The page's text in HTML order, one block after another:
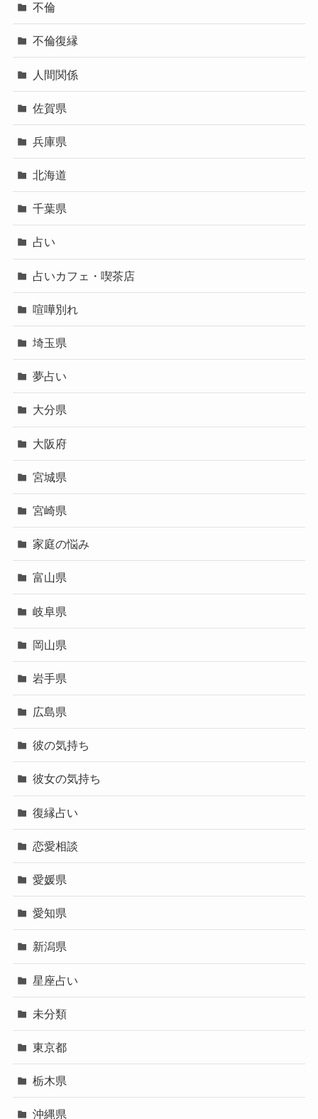
不倫
不倫復縁
人間関係
佐賀県
兵庫県
北海道
千葉県
占い
占いカフェ・喫茶店
喧嘩別れ
埼玉県
夢占い
大分県
大阪府
宮城県
宮崎県
家庭の悩み
富山県
岐阜県
岡山県
岩手県
広島県
彼の気持ち
彼女の気持ち
復縁占い
恋愛相談
愛媛県
愛知県
新潟県
星座占い
未分類
東京都
栃木県
沖縄県